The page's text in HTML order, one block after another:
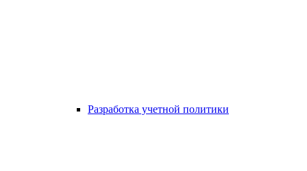
Разработка учетной политики